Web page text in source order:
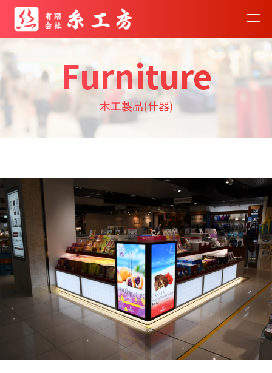
Furniture
木工製品(什器)